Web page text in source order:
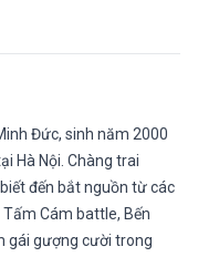
Đức, sinh năm 2000
Hà Nội. Chàng trai
đến bắt nguồn từ các
Cám battle, Bến
gái gượng cười trong